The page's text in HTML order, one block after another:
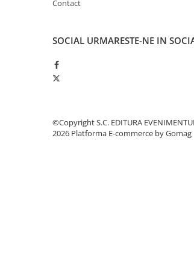
Contact
SOCIAL URMARESTE-NE IN
©Copyright S.C. EDITURA
2026 Platforma E-commerce by Gomag